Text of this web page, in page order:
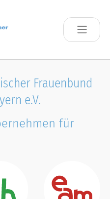
Frauenbund
e.V.
für